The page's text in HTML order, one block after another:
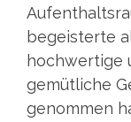
begeisterte
hochwertige
gemütliche
genommen